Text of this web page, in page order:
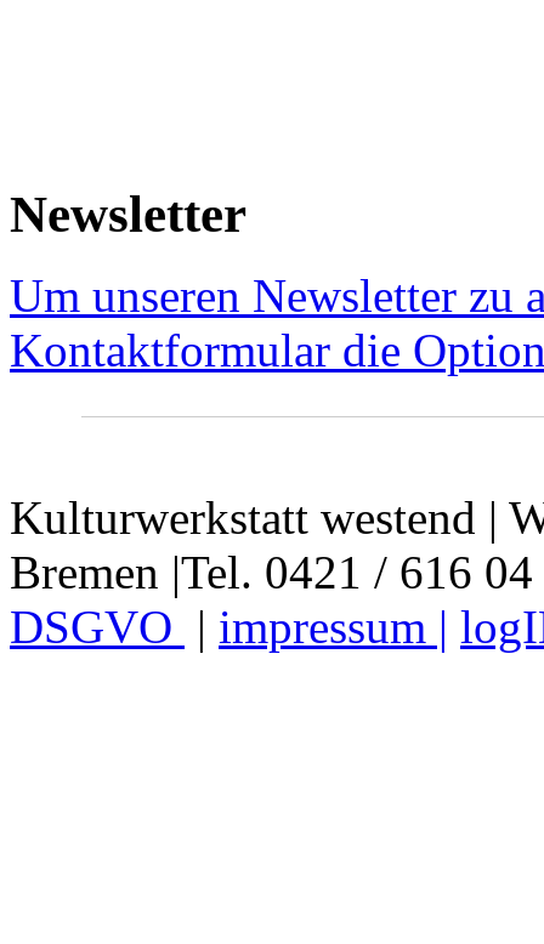
Newsletter
Um unseren Newsletter zu
Kontaktformular die
Kulturwerkstatt westend |
Bremen |Tel. 0421 / 616
DSGVO | impressum |